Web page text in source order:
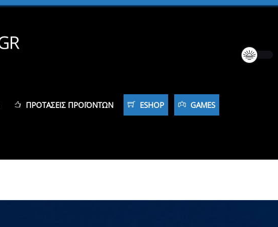
ΠΡΟΤΆΣΕΙΣ ΠΡΟΪΌΝΤΩΝ ESHOP GAMES